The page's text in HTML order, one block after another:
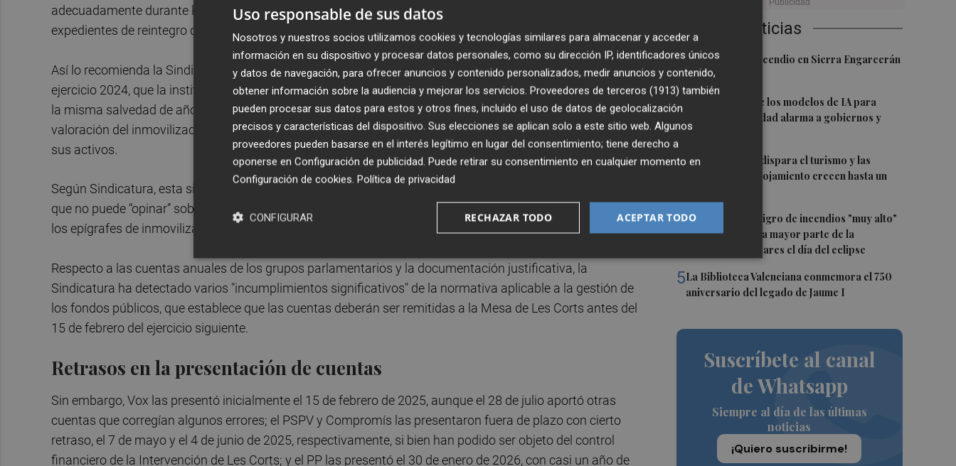
Últimas Noticias
1 Controlado el incendio en Sierra Engarcerán
(Castellón)
2
La capacidad de los modelos de IA para
burlar la seguridad alarma a gobiernos y
empresas
3 El eclipse solar dispara el turismo y las
búsquedas de alojamiento crecen hasta un
4Aemet prevé peligro de incendios "muy alto"
o "extremo" en la mayor parte de la
Península y Baleares el día del eclipse
5La Biblioteca Valenciana conmemora el 750
aniversario del legado de Jaume I
Suscríbete al canal
de Whatsapp
Siempre al día de las últimas
noticias
¡Quiero suscribirme!
adecuadamente durante la fase de alegaciones a estos informes y no en la fase de alegaciones de los
expedientes de reintegro que, en su caso, se acuerden posteriormente por la Mesa de Les Corts.
Así lo recomienda la Sindicatura de Comptes en el informe sobre la cuenta general de Les Corts relativa al
ejercicio 2024, que la institución ha publicado este jueves. Esta auditoría financiera expresa una opinión con
la misma salvedad de años anteriores: Les Corts no disponen de un registro actualizado que recoja la
valoración del inmovilizado no financiero, así como las diversas circunstancias que puedan producirse en
sus activos.
Según Sindicatura, esta situación representa una limitación al alcance de la auditoría, por lo que asegura
que no puede “opinar” sobre la composición, ubicación y valoración de los elementos que puedan integrar
los epígrafes de inmovilizado no financiero del balance a 31 de diciembre de 2024.
Respecto a las cuentas anuales de los grupos parlamentarios y la documentación justificativa, la
Sindicatura ha detectado varios "incumplimientos significativos" de la normativa aplicable a la gestión de
los fondos públicos, que establece que las cuentas deberán ser remitidas a la Mesa de Les Corts antes del
15 de febrero del ejercicio siguiente.
Retrasos en la presentación de cuentas
Sin embargo, Vox las presentó inicialmente el 15 de febrero de 2025, aunque el 28 de julio aportó otras
cuentas que corregían algunos errores; el PSPV y Compromís las presentaron fuera de plazo con cierto
retraso, el 7 de mayo y el 4 de junio de 2025, respectivamente, si bien han podido ser objeto del control
financiero de la Intervención de Les Corts; y el PP las presentó el 30 de enero de 2026, con casi un año de
Uso responsable de sus datos
Nosotros y nuestros socios utilizamos cookies y tecnologías similares para almacenar y acceder a
información en su dispositivo y procesar datos personales, como su dirección IP, identificadores únicos
y datos de navegación, para ofrecer anuncios y contenido personalizados, medir anuncios y contenido,
obtener información sobre la audiencia y mejorar los servicios. Proveedores de terceros (1913) también
pueden procesar sus datos para estos y otros fines, incluido el uso de datos de geolocalización
precisos y características del dispositivo. Sus elecciones se aplican solo a este sitio web. Algunos
proveedores pueden basarse en el interés legítimo en lugar del consentimiento; tiene derecho a
oponerse en Configuración de publicidad. Puede retirar su consentimiento en cualquier momento en
Configuración de cookies. Política de privacidad
ACEPTAR TODO
RECHAZAR TODO
CONFIGURAR